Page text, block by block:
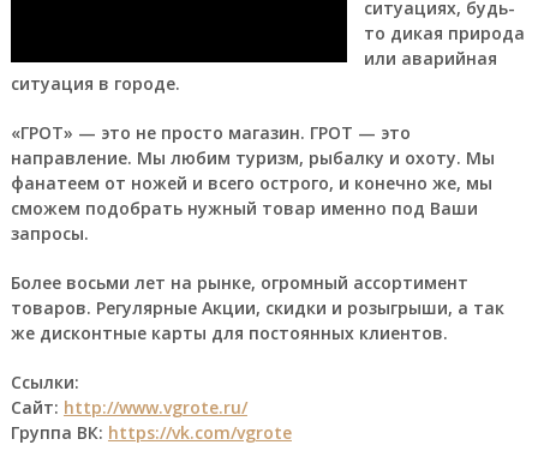
ситуациях, будь-
то дикая природа
или аварийная
ситуация в городе.
«ГРОТ» — это не просто магазин. ГРОТ — это
направление. Мы любим туризм, рыбалку и охоту. Мы
фанатеем от ножей и всего острого, и конечно же, мы
сможем подобрать нужный товар именно под Ваши
запросы.
Более восьми лет на рынке, огромный ассортимент
товаров. Регулярные Акции, скидки и розыгрыши, а так
же дисконтные карты для постоянных клиентов.
Ссылки:
Сайт: http://www.vgrote.ru/
Группа ВК: https://vk.com/vgrote